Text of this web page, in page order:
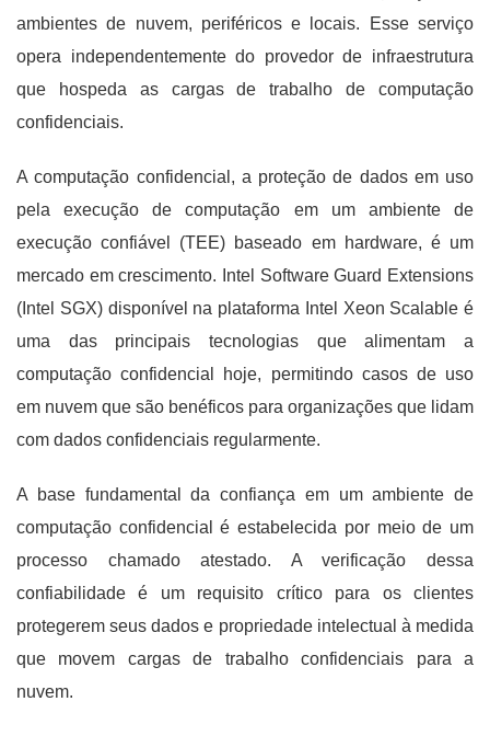
ambientes de nuvem, periféricos e locais. Esse serviço
opera independentemente do provedor de infraestrutura
que hospeda as cargas de trabalho de computação
confidenciais.
A computação confidencial, a proteção de dados em uso
pela execução de computação em um ambiente de
execução confiável (TEE) baseado em hardware, é um
mercado em crescimento. Intel Software Guard Extensions
(Intel SGX) disponível na plataforma Intel Xeon Scalable é
uma das principais tecnologias que alimentam a
computação confidencial hoje, permitindo casos de uso
em nuvem que são benéficos para organizações que lidam
com dados confidenciais regularmente.
A base fundamental da confiança em um ambiente de
computação confidencial é estabelecida por meio de um
processo chamado atestado. A verificação dessa
confiabilidade é um requisito crítico para os clientes
protegerem seus dados e propriedade intelectual à medida
que movem cargas de trabalho confidenciais para a
nuvem.